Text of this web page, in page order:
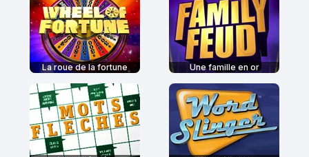
La roue de la fortune Une famille en or